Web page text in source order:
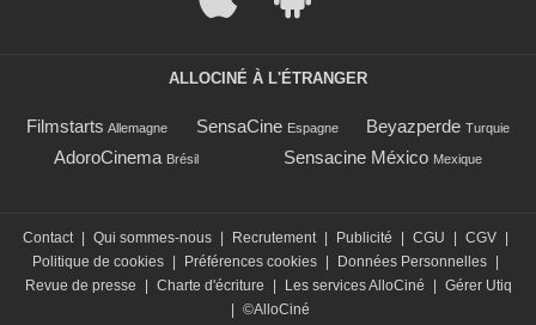
ALLOCINÉ À L'ÉTRANGER
Filmstarts Allemagne SensaCine Espagne Beyazperde Turquie
AdoroCinema Brésil Sensacine México Mexique
Contact Qui sommes-nous Recrutement Publicité CGU CGV
Politique de cookies
Préférences cookies Données Personnelles
Revue de presse
Charte d'écriture Les services AlloCiné
Gérer Utiq
©AlloCiné